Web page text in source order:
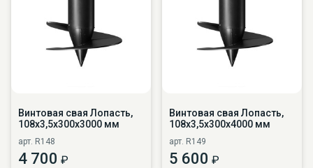
Винтовая свая Лопасть,
108х3,5х300х3000 мм
арт. R148
4 700 ₽
Винтовая свая Лопасть,
108х3,5х300х4000 мм
арт. R149
5 600 ₽